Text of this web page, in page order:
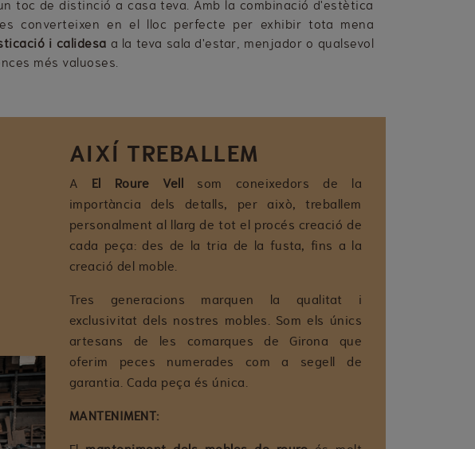
toc de distinció a casa teva. Amb la combinació d'estètica
converteixen en el lloc perfecte per exhibir tota mena
i calidesa a la teva sala d'estar, menjador o qualsevol
més valuoses.
AIXÍ TREBALLEM
A El Roure Vell som coneixedors de la
importància dels detalls, per això, treballem
personalment al llarg de tot el procés creació de
cada peça: des de la tria de la fusta, fins a la
creació del moble.
Tres generacions marquen la qualitat i
exclusivitat dels nostres mobles. Som els únics
artesans de les comarques de Girona que
oferim peces numerades com a segell de
garantia. Cada peça és única.
MANTENIMENT: